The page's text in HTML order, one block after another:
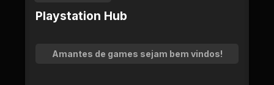
Playstation Hub
Amantes de games sejam bem vindos!